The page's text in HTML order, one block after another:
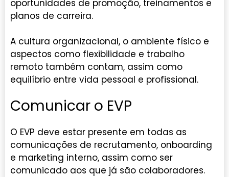
oportunidades de promoção, treinamentos e
planos de carreira.
A cultura organizacional, o ambiente físico e
aspectos como flexibilidade e trabalho
remoto também contam, assim como
equilíbrio entre vida pessoal e profissional.
Comunicar o EVP
O EVP deve estar presente em todas as
comunicações de recrutamento, onboarding
e marketing interno, assim como ser
comunicado aos que já são colaboradores.